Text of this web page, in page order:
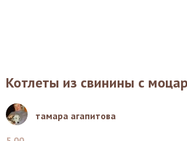
Котлеты из свинины с
тамара агапитова